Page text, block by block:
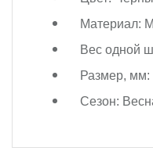
Материал:
Вес одной
Размер, мм:
Сезон: